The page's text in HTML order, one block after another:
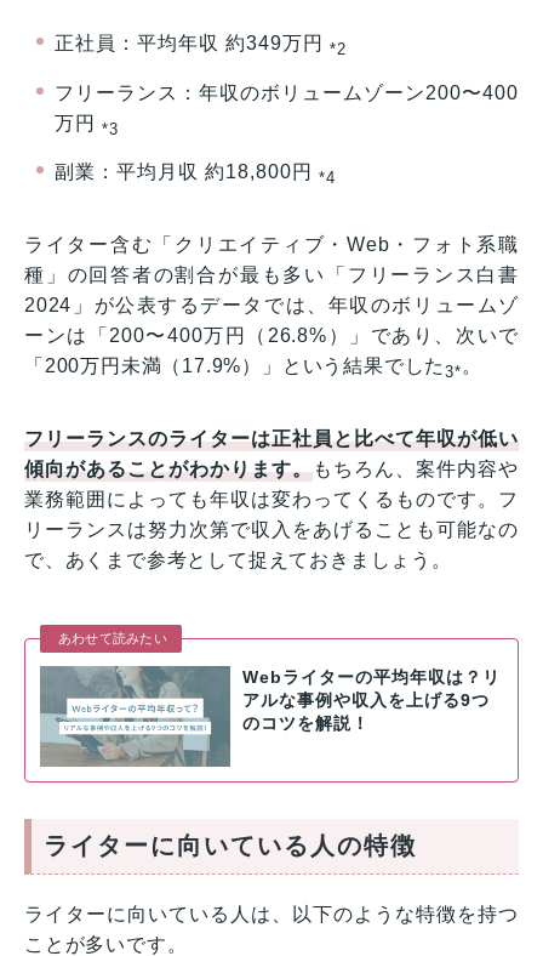
正社員：平均年収 約349万円 *2
フリーランス：年収のボリュームゾーン200〜400
万円 *3
副業：平均月収 約18,800円 *4
ライター含む「クリエイティブ・Web・フォト系職
種」の回答者の割合が最も多い「フリーランス白書
2024」が公表するデータでは、年収のボリュームゾ
ーンは「200〜400万円（26.8%）」であり、次いで
「200万円未満（17.9%）」という結果でした3* 。
フリーランスのライターは正社員と比べて年収が低い
傾向があることがわかります。もちろん、案件内容や
業務範囲によっても年収は変わってくるものです。フ
リーランスは努力次第で収入をあげることも可能なの
で、あくまで参考として捉えておきましょう。
あわせて読みたい
Webライターの平均年収は？リ
アルな事例や収入を上げる9つ
のコツを解説！
ライターに向いている人の特徴
ライターに向いている人は、以下のような特徴を持つ
ことが多いです。